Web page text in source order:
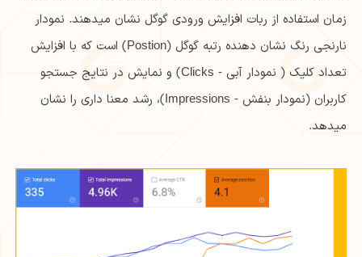
زمان استفاده از ربات افزایش ورودی گوگل نشان میدهند. نمودار
نارنجی رنگ نشان دهنده رتبه گوگل (Postion) است که با افزایش
تعداد کلیک ( نمودار آبی - Clicks) و نمایش در نتایج جستجو
کاربران (نمودار بنفش - Impressions)، رشد معنا داری را نشان
میدهد.